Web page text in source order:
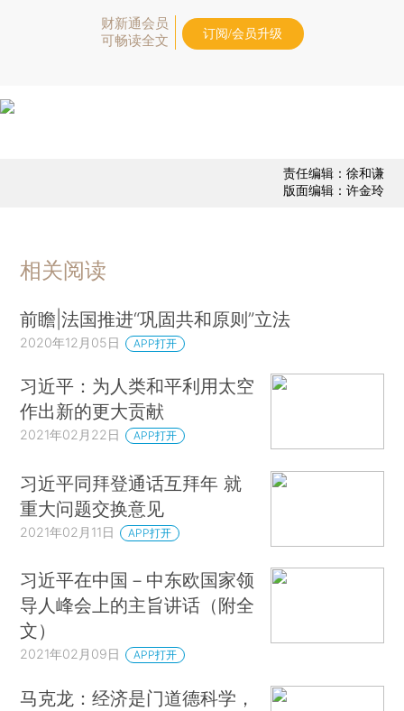
财新通会员
可畅读全文
订阅/会员升级
责任编辑：徐和谦
版面编辑：许金玲
相关阅读
前瞻|法国推进“巩固共和原则”立法
2020年12月05日 APP打开
习近平：为人类和平利用太空
作出新的更大贡献
2021年02月22日 APP打开
习近平同拜登通话互拜年 就
重大问题交换意见
2021年02月11日 APP打开
习近平在中国－中东欧国家领
导人峰会上的主旨讲话（附全
文）
2021年02月09日 APP打开
马克龙：经济是门道德科学，